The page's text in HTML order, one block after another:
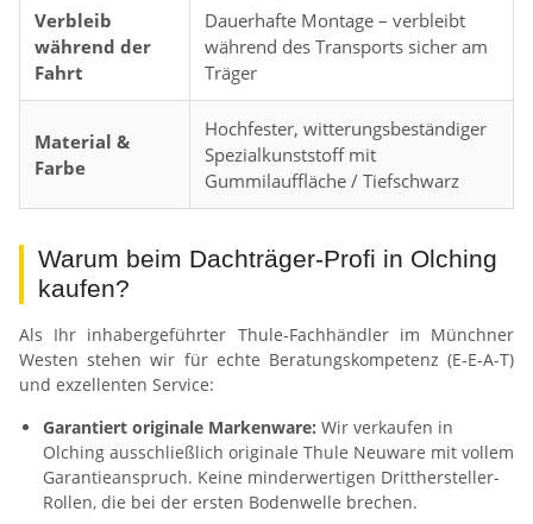
Verbleib
während der
Fahrt
Dauerhafte Montage – verbleibt
während des Transports sicher am
Träger
Material &
Farbe
Hochfester, witterungsbeständiger
Spezialkunststoff mit
Gummilauffläche / Tiefschwarz
Warum beim Dachträger-Profi in Olching
kaufen?
Als Ihr inhabergeführter Thule-Fachhändler im Münchner
Westen stehen wir für echte Beratungskompetenz (E-E-A-T)
und exzellenten Service:
Garantiert originale Markenware: Wir verkaufen in
Olching ausschließlich originale Thule Neuware mit vollem
Garantieanspruch. Keine minderwertigen Dritthersteller-
Rollen, die bei der ersten Bodenwelle brechen.